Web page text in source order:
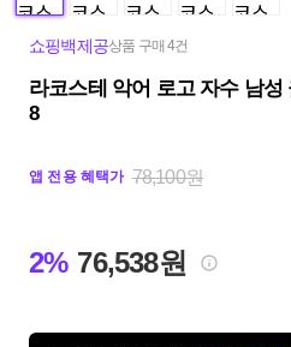
쇼핑백제공상품 구매 4건
라코스테 악어 로고 자수 남성
8
앱 전용 혜택가 78,100원
2% 76,538원